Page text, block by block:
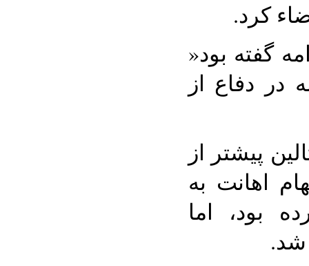
گفته بود«
دفاع از
پیشتر از
اهانت به
بود، اما
شد.